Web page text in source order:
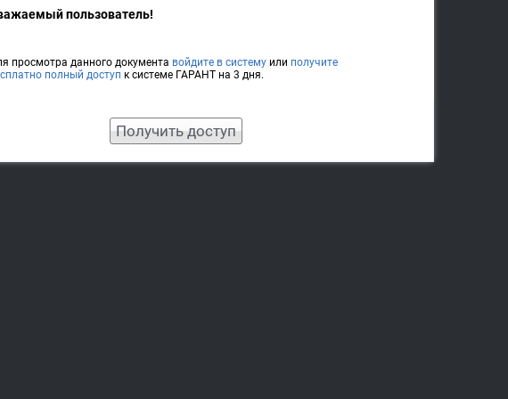
пользователь!
просмотра данного документа войдите в систему или получите
полный доступ к системе ГАРАНТ на 3 дня.
Получить доступ